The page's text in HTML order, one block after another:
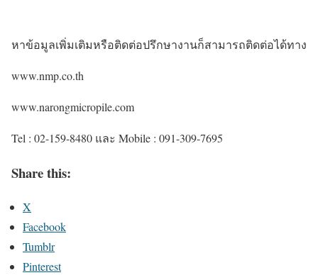
หาข้อมูลเพิ่มเติมหรือติดต่อปรึกษางานก็สามารถติดต่อได้ทาง
www.nmp.co.th
www.narongmicropile.com
Tel : 02-159-8480 และ Mobile : 091-309-7695
Share this:
X
Facebook
Tumblr
Pinterest